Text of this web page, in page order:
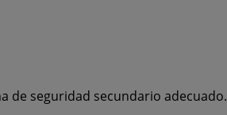
de seguridad secundario adecuado.